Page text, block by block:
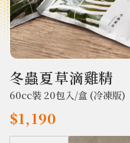
冬蟲夏草滴雞精
60cc裝 20包入/盒 (冷凍版)
$1,190